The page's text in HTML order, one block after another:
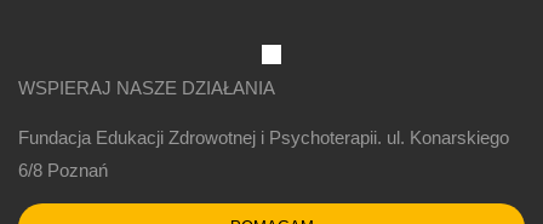
WSPIERAJ NASZE DZIAŁANIA
Fundacja Edukacji Zdrowotnej i Psychoterapii. ul. Konarskiego
6/8 Poznań